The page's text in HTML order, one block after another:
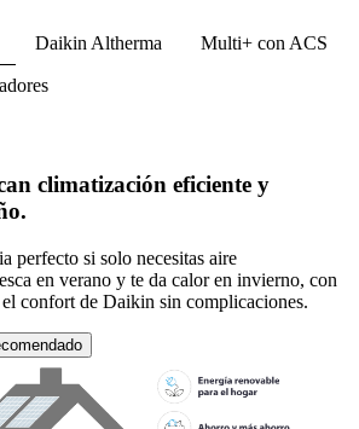
Daikin Altherma Multi+ con ACS
climatización eficiente y
perfecto si solo necesitas aire
en verano y te da calor en invierno, con
confort de Daikin sin complicaciones.